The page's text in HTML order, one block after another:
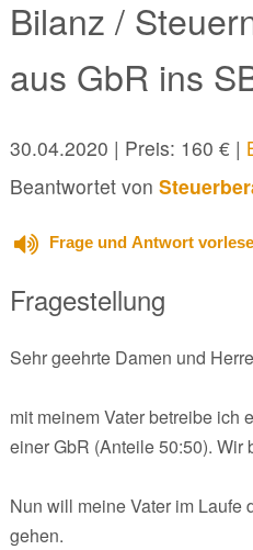
Bilanz /
aus GbR ins
30.04.2020 | Preis: 160 € |
Beantwortet von
Frage und Antwort
Fragestellung
Sehr geehrte Damen und
mit meinem Vater betreibe ich
einer GbR (Anteile 50:50). Wir
Nun will meine Vater im Laufe
gehen.